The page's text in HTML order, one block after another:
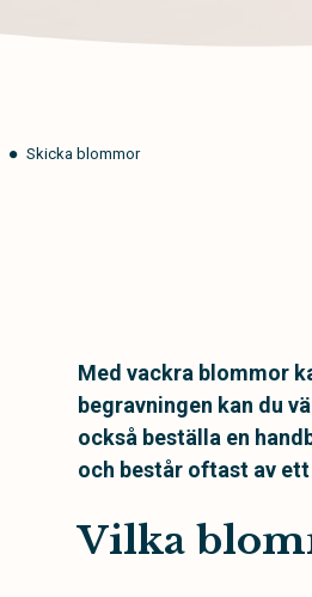
Skicka blommor
Med vackra blommor
begravningen kan du
också beställa en
och består oftast av
Vilka